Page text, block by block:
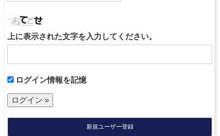
上に表示された文字を入力してください。
ログイン情報を記憶
新規ユーザー登録